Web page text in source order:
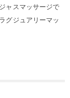
ャスマッサージで
グジュアリーマッ